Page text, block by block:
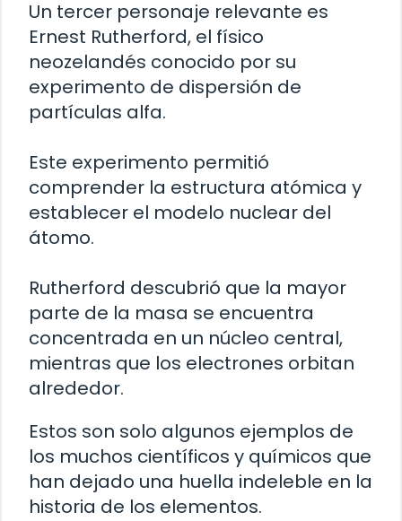
Un tercer personaje relevante es
Ernest Rutherford, el físico
neozelandés conocido por su
experimento de dispersión de
partículas alfa.
Este experimento permitió
comprender la estructura atómica y
establecer el modelo nuclear del
átomo.
Rutherford descubrió que la mayor
parte de la masa se encuentra
concentrada en un núcleo central,
mientras que los electrones orbitan
alrededor.
Estos son solo algunos ejemplos de
los muchos científicos y químicos que
han dejado una huella indeleble en la
historia de los elementos.